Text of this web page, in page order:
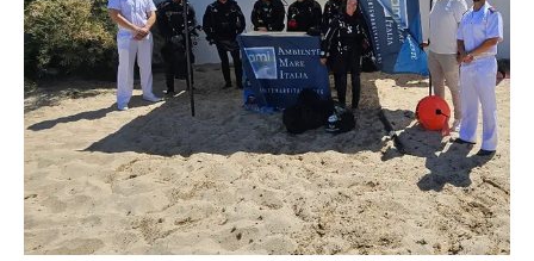
POLITICA
ECONOMIA
SERVIZI ALLE IMPRESE
LAVORO
BANDI